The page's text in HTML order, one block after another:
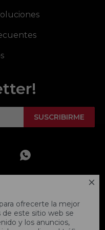

ofrecerte la mejor
de este sitio web se
y los anuncios,
SUSCRIBIRME
